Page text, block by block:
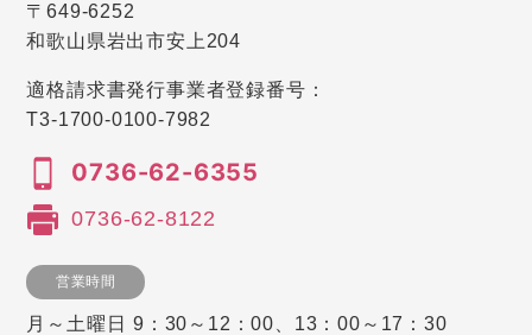
〒649-6252
和歌山県岩出市安上204
適格請求書発行事業者登録番号：
T3-1700-0100-7982
0736-62-6355
0736-62-8122
営業時間
月～土曜日 9：30～12：00、13：00～17：30